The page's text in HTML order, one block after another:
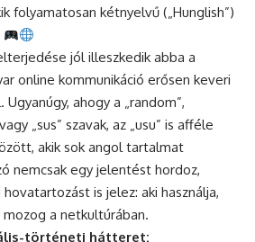
folyamatosan kétnyelvű („Hunglish”)
jól illeszkedik abba a
online kommunikáció erősen keveri
ahogy a „random”,
„sus” szavak, az „usu” is afféle
akik sok angol tartalmat
nemcsak egy jelentést hordoz,
is jelez: aki használja,
a netkultúrában.
történeti hátteret: